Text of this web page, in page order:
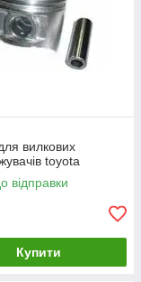
вилкових
toyota
відправки
Купити